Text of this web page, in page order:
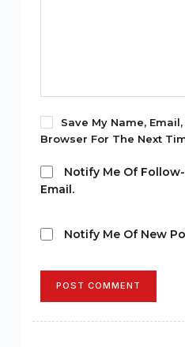
Save My Name,
Browser For The Next
Notify Me Of
Email.
Notify Me Of New
POST COMMENT